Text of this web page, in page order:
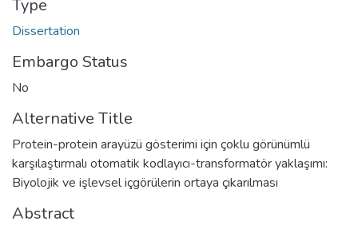
Type
Dissertation
Embargo Status
No
Alternative Title
Protein-protein arayüzü gösterimi için çoklu görünümlü
karşılaştırmalı otomatik kodlayıcı-transformatör yaklaşımı:
Biyolojik ve işlevsel içgörülerin ortaya çıkarılması
Abstract